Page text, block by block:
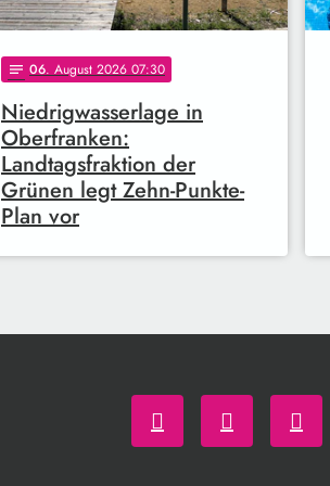
notes 06. August 2026 07:30
Niedrigwasserlage in
Oberfranken:
Landtagsfraktion der
Grünen legt Zehn-Punkte-
Plan vor